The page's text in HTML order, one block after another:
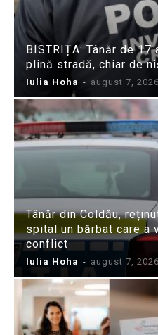
BISTRIȚA: Tânăr de
plină stradă, chiar de
Iulia Hoha - august 7, 2026
Tânăr din Coldău,
spital un bărbat care a
conflict
Iulia Hoha - august 7, 2026